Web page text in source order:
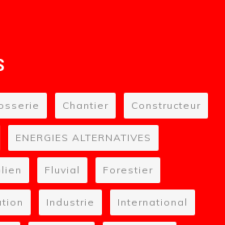
Chantier Constructeur
ENERGIES ALTERNATIVES
Fluvial Forestier
Industrie International